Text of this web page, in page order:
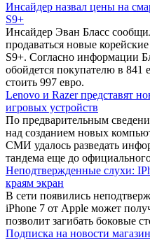
Инсайдер назвал цены на
S9+
Инсайдер Эван Бласс
продаваться новые
S9+. Согласно информации
обойдется покупателю в 841
стоить 997 евро.
Lenovo и Razer представят
игровых устройств
По предварительным
над созданием новых
СМИ удалось разведать
тандема еще до
Неподтвержденные слухи:
краям экран
В сети появились
iPhone 7 от Apple может
позволит загибать боковые
Подписка на новости